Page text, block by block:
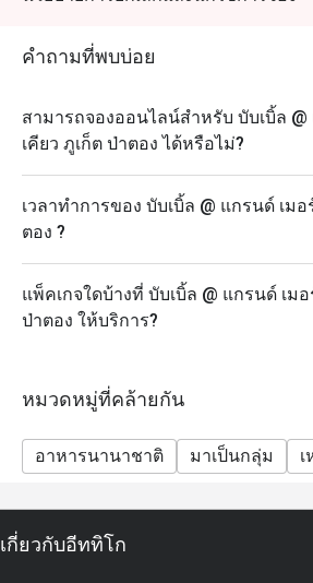
วันที่: ทุกวันพุธ
เวลา: 18:00 – 22:00 น.
ราคา: 890 บาทสุทธิ/ท่าน
ส่วนลดอีททิโกสามารถใช้ได้กับเมนู
ราคาสุทธิรวมภาษีและค่าบริการแล้ว
เด็กอายุ 4–12 ปี รับส่วนลด 50% เด็
(Seafood Night), วันพุธ (Let's Meat
ศุกร์ (Grand Seafood Buffet)
แนะนำให้สำรองที่นั่งล่วงหน้า โดยเ
ใหญ่
รายการอาหารอาจมีการเปลี่ยนแป
วัตถุดิบสด
คำถามที่พบบ่อย
สามารถจองออนไลน์สำหรับ บับเบิ้ล @
เคียว ภูเก็ต ป่าตอง ได้หรือไม่?
เวลาทำการของ บับเบิ้ล @ แกรนด์ เมอ
ตอง ?
แพ็คเกจใดบ้างที่ บับเบิ้ล @ แกรนด์ เมอ
ป่าตอง ให้บริการ?
หมวดหมู่ที่คล้ายกัน
อาหารนานาชาติ มาเป็นกลุ่ม
เกี่ยวกับอีททิโก